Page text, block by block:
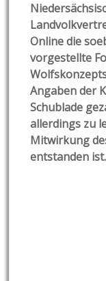
Online die
vorgestellte
Angaben der
Schublade
allerdings zu
Mitwirkung
entstanden ist.